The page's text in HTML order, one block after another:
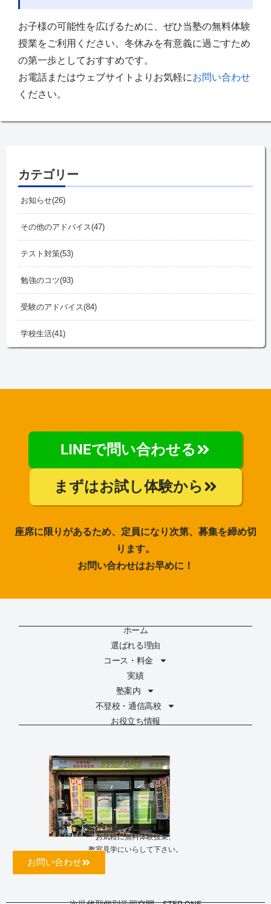
お子様の可能性を広げるために、ぜひ当塾の無料体験
授業をご利用ください。冬休みを有意義に過ごすため
の第一歩としておすすめです。
お電話またはウェブサイトよりお気軽にお問い合わせ
ください。
カテゴリー
お知らせ 26
その他のアドバイス 47
テスト対策 53
勉強のコツ 93
受験のアドバイス 84
学校生活 41
LINEで問い合わせる
まずはお試し体験から
座席に限りがあるため、定員になり次第、募集を締め切
ります。
お問い合わせはお早めに！
ホーム
選ばれる理由
コース・料金
実績
塾案内
不登校・通信高校
お役立ち情報
お気軽に無料体験授業、
教室見学にいらして下さい。
お問い合わせ